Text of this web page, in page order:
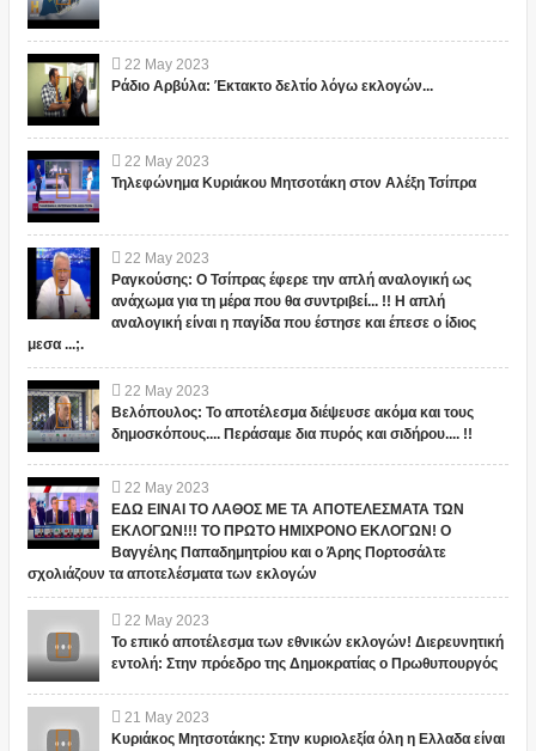
22 May 2023
Ράδιο Αρβύλα: Έκτακτο δελτίο λόγω εκλογών...
22 May 2023
Τηλεφώνημα Κυριάκου Μητσοτάκη στον Αλέξη Τσίπρα
22 May 2023
Ραγκούσης: Ο Τσίπρας έφερε την απλή αναλογική ως
ανάχωμα για τη μέρα που θα συντριβεί... !! Η απλή
αναλογική είναι η παγίδα που έστησε και έπεσε ο ίδιος
μεσα ...;.
22 May 2023
Βελόπουλος: Το αποτέλεσμα διέψευσε ακόμα και τους
δημοσκόπους.... Περάσαμε δια πυρός και σιδήρου.... !!
22 May 2023
ΕΔΩ ΕΙΝΑΙ ΤΟ ΛΑΘΟΣ ΜΕ ΤΑ ΑΠΟΤΕΛΕΣΜΑΤΑ ΤΩΝ
ΕΚΛΟΓΩΝ!!! ΤΟ ΠΡΩΤΟ ΗΜΙΧΡΟΝΟ ΕΚΛΟΓΩΝ! Ο
Βαγγέλης Παπαδημητρίου και ο Άρης Πορτοσάλτε
σχολιάζουν τα αποτελέσματα των εκλογών
22 May 2023
Το επικό αποτέλεσμα των εθνικών εκλογών! Διερευνητική
εντολή: Στην πρόεδρο της Δημοκρατίας ο Πρωθυπουργός
21 May 2023
Κυριάκος Μητσοτάκης: Στην κυριολεξία όλη η Ελλαδα είναι